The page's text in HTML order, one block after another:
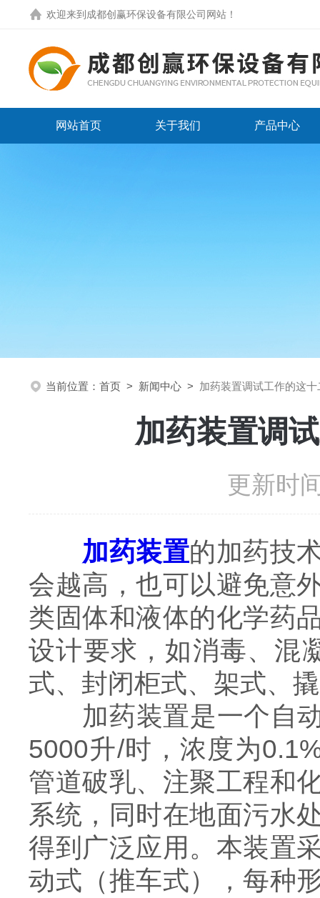
欢迎来到 成都创赢环保设备有限公司网站 ！
网站首页 关于我们 产品中心
当前位置： 首页 > 新闻中心 > 加药装置调试工作的这
加药装置调
更新时
加药装置的加药技
会越高，也可以避免意
类固体和液体的化学药
设计要求，如消毒、混
式、封闭柜式、架式、
加药装置是一个自动
5000升/时，浓度为
管道破乳、注聚工程和
系统，同时在地面污水
得到广泛应用。本装置
动式（推车式），每种